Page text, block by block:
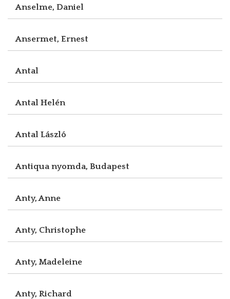
Anselme, Daniel
Ansermet, Ernest
Antal
Antal Helén
Antal László
Antiqua nyomda, Budapest
Anty, Anne
Anty, Christophe
Anty, Madeleine
Anty, Richard